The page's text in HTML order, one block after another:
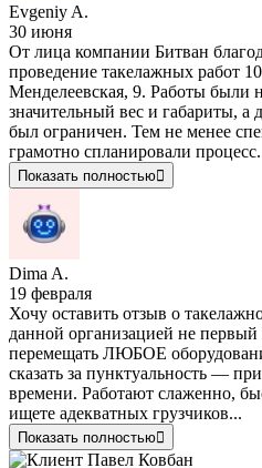
Evgeniy A.
30 июня
От лица компании Битван
проведение такелажных работ
Менделеевская, 9. Работы были
значительный вес и габариты, а
был ограничен. Тем не менее
грамотно спланировали
Показать полностью
Dima A.
19 февраля
Хочу оставить отзыв о
данной организацией не первый
перемещать ЛЮБОЕ
сказать за пунктуальность —
времени. Работают слаженно,
ищете адекватных грузчиков...
Показать полностью